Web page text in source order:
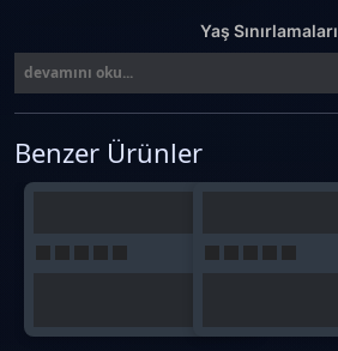
Yaş Sınırlamaları
devamını oku...
Benzer Ürünler